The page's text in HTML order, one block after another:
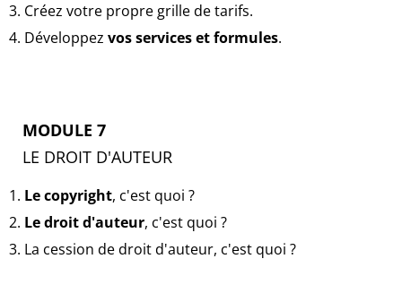
3. Créez votre propre grille de tarifs.
4. Développez vos services et formules.
MODULE 7
LE DROIT D'AUTEUR
1. Le copyright, c'est quoi ?
2. Le droit d'auteur, c'est quoi ?
3. La cession de droit d'auteur, c'est quoi ?